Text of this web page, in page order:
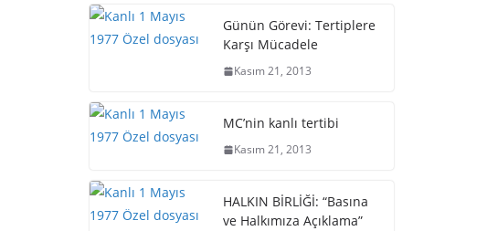
Günün Görevi: Tertiplere
Karşı Mücadele
Kasım 21, 2013
MC’nin kanlı tertibi
Kasım 21, 2013
HALKIN BİRLİĞİ: “Basına
ve Halkımıza Açıklama”